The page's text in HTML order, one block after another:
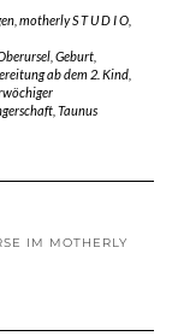
, motherly S T U D I O,
, Geburt,
ab dem 2. Kind
Taunus
IM MOTHERLY